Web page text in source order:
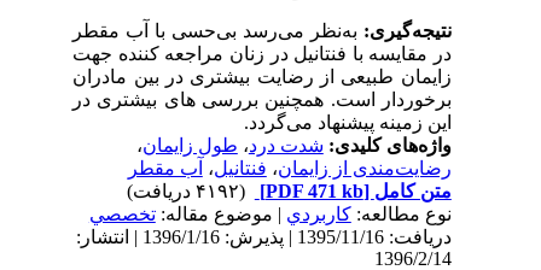
نتیجه‌گیری:به‌نظر می‌رسد بی‌حسی با آب مقطر
در مقایسه با فنتانیل در زنان مراجعه کننده جهت
زایمان طبیعی از رضایت بیشتری در بین مادران
برخوردار است. همچنین بررسی های بیشتری در
این زمینه پیشنهاد می‌گردد.
واژه‌های کلیدی:شدت درد،طول زایمان،
رضایت‌مندی از زایمان ، فنتانیل، آب مقطر
متن کامل[PDF 471 kb]
(۴۱۹۲ دریافت)
نوع مطالعه:كاربردي | موضوع مقاله:تخصصي
دریافت: 1395/11/16 | پذیرش: 1396/1/16 | انتشار:
1396/2/14